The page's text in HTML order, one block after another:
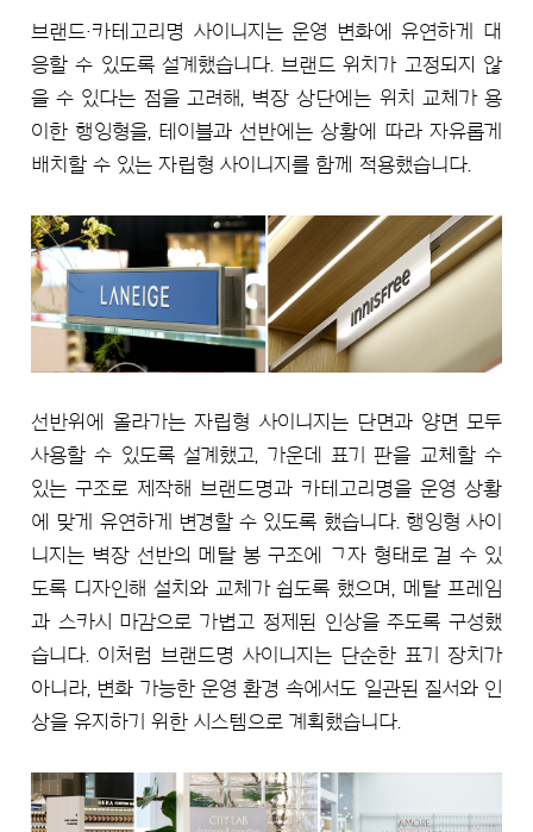
브랜드·카테고리명 사이니지는 운영 변화에 유연하게 대
응할 수 있도록 설계했습니다. 브랜드 위치가 고정되지 않
을 수 있다는 점을 고려해, 벽장 상단에는 위치 교체가 용
이한 행잉형을, 테이블과 선반에는 상황에 따라 자유롭게
배치할 수 있는 자립형 사이니지를 함께 적용했습니다.
선반위에 올라가는 자립형 사이니지는 단면과 양면 모두
사용할 수 있도록 설계했고, 가운데 표기 판을 교체할 수
있는 구조로 제작해 브랜드명과 카테고리명을 운영 상황
에 맞게 유연하게 변경할 수 있도록 했습니다. 행잉형 사이
니지는 벽장 선반의 메탈 봉 구조에 ㄱ자 형태로 걸 수 있
도록 디자인해 설치와 교체가 쉽도록 했으며, 메탈 프레임
과 스카시 마감으로 가볍고 정제된 인상을 주도록 구성했
습니다. 이처럼 브랜드명 사이니지는 단순한 표기 장치가
아니라, 변화 가능한 운영 환경 속에서도 일관된 질서와 인
상을 유지하기 위한 시스템으로 계획했습니다.